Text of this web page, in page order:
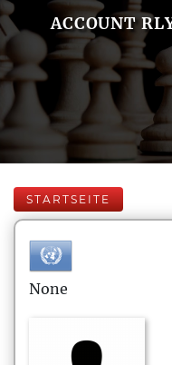
ACCOUNT
STARTSEITE
None